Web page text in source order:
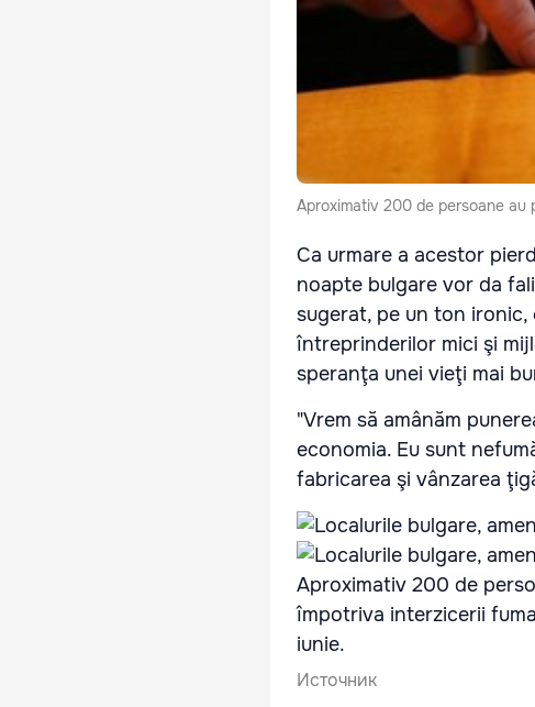
Aproximativ 200 de persoane
Ca urmare a acestor
noapte bulgare vor da
sugerat, pe un ton
întreprinderilor mici şi
speranţa unei vieţi mai
"Vrem să amânăm
economia. Eu sunt
fabricarea şi vânzarea
Aproximativ 200 de
împotriva interzicerii
iunie.
Источник